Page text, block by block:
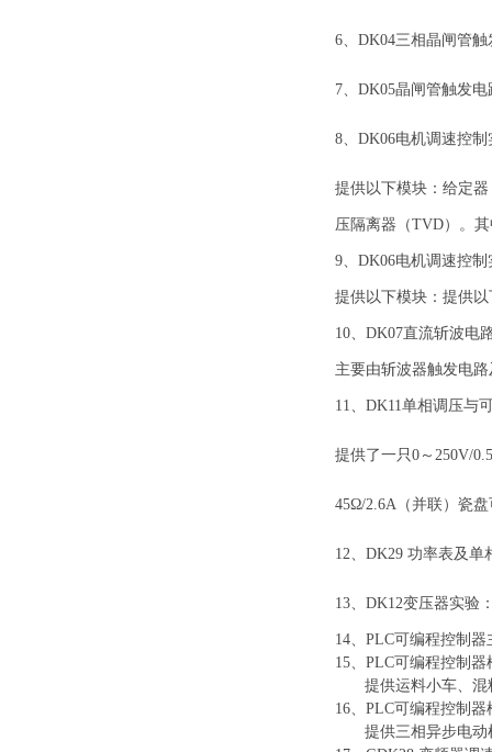
6、 DK04三相晶闸管触
7、 DK05晶闸管触发电
8、 DK06电机调速控制
提供以下模块：给定器
压隔离器（TVD） 。
9、 DK06电机调速控制
提供以下模块： 提供
10、 DK07直流斩波电
主要由斩波器触发电
11、 DK11单相调压与
提供了一只0～250V/
45Ω/2.6A（并联）瓷
12、 DK29 功率表及单
13、 DK12变压器实验
14、 PLC可编程控制
15、PLC可编程控制
提供运料小车、
16、PLC可编程控制
提供三相异步电动